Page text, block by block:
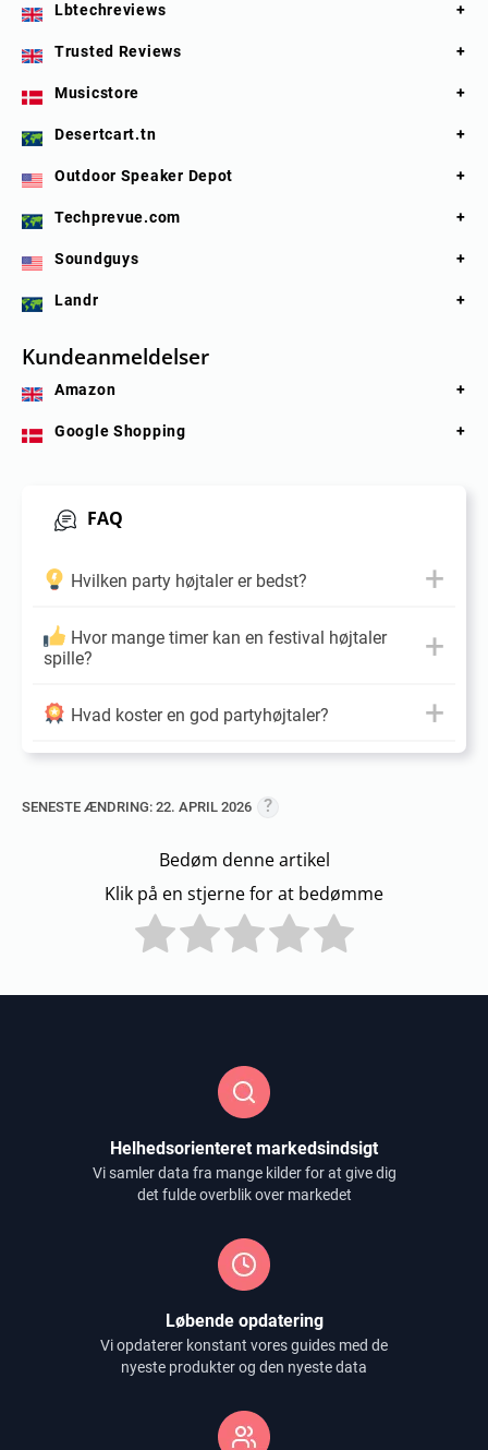
Lbtechreviews
Trusted Reviews
Musicstore
Desertcart.tn
Outdoor Speaker Depot
Techprevue.com
Soundguys
Landr
Kundeanmeldelser
Amazon
Google Shopping
FAQ
Hvilken party højtaler er bedst?
Hvor mange timer kan en festival højtaler
spille?
Hvad koster en god partyhøjtaler?
SENESTE ÆNDRING: 22. APRIL 2026
Bedøm denne artikel
Klik på en stjerne for at bedømme
Helhedsorienteret markedsindsigt
Vi samler data fra mange kilder for at give dig
det fulde overblik over markedet
Løbende opdatering
Vi opdaterer konstant vores guides med de
nyeste produkter og den nyeste data